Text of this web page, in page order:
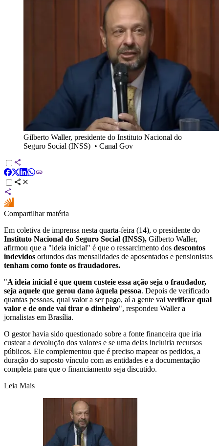
Gilberto Waller, presidente do Instituto Nacional do
Seguro Social (INSS) • Canal Gov
Compartilhar matéria
Em coletiva de imprensa nesta quarta-feira (14), o presidente do
Instituto Nacional do Seguro Social (INSS), Gilberto Waller,
afirmou que a "ideia inicial" é que o ressarcimento dos descontos
indevidos oriundos das mensalidades de aposentados e pensionistas
tenham como fonte os fraudadores.
"A ideia inicial é que quem custeie essa ação seja o fraudador,
seja aquele que gerou dano àquela pessoa. Depois de verificado
quantas pessoas, qual valor a ser pago, aí a gente vai verificar qual
valor e de onde vai tirar o dinheiro", respondeu Waller a
jornalistas em Brasília.
O gestor havia sido questionado sobre a fonte financeira que iria
custear a devolução dos valores e se uma delas incluiria recursos
públicos. Ele complementou que é preciso mapear os pedidos, a
duração do suposto vínculo com as entidades e a documentação
completa para que o financiamento seja discutido.
Leia Mais